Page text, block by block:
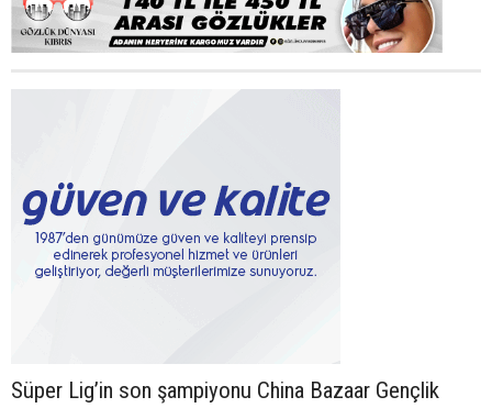
Süper Lig’in son şampiyonu China Bazaar Gençlik